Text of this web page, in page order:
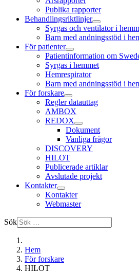
Publika rapporter
Behandlingsriktlinjer
Syrgas och ventilator i
Barn med andningsstöd i
För patienter
Patientinformation om
Syrgas i hemmet
Hemrespirator
Barn med andningsstöd i
För forskare
Regler datauttag
AMBOX
REDOX
Dokument
Vanliga frågor
DISCOVERY
HILOT
Publicerade artiklar
Avslutade projekt
Kontakter
Kontakter
Webmaster
Sök
Hem
För forskare
HILOT